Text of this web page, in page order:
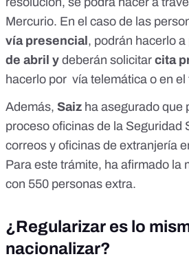
Mercurio. En el caso de las
vía presencial , podrán hacerlo
de abril y deberán solicitar cita
hacerlo por vía telemática o en el
Además, Saiz ha asegurado que
proceso oficinas de la Seguridad
correos y oficinas de extranjería
Para este trámite, ha afirmado la
con 550 personas extra.
¿Regularizar es lo
nacionalizar?